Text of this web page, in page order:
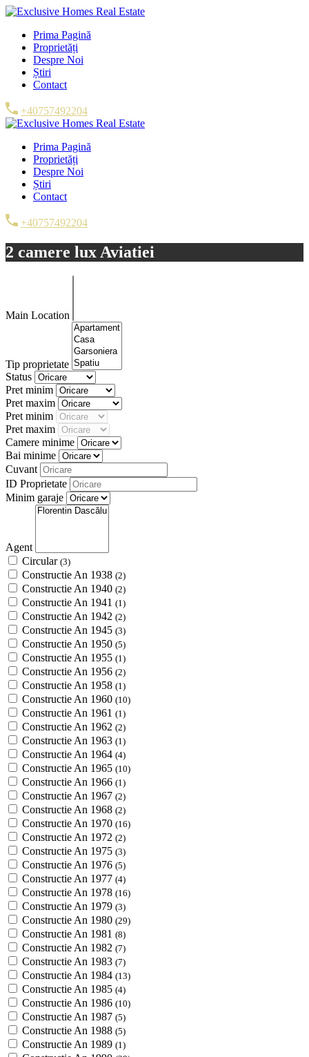
Prima Pagină
Proprietăți
Despre Noi
Știri
Contact
+40757492204
Prima Pagină
Proprietăți
Despre Noi
Știri
Contact
+40757492204
2 camere lux Aviatiei
Main Location
Tip proprietate
Status
Pret minim
Pret maxim
Pret minim
Pret maxim
Camere minime
Bai minime
Cuvant
ID Proprietate
Minim garaje
Agent
Circular (3)
Constructie An 1938 (2)
Constructie An 1940 (2)
Constructie An 1941 (1)
Constructie An 1942 (2)
Constructie An 1945 (3)
Constructie An 1950 (5)
Constructie An 1955 (1)
Constructie An 1956 (2)
Constructie An 1958 (1)
Constructie An 1960 (10)
Constructie An 1961 (1)
Constructie An 1962 (2)
Constructie An 1963 (1)
Constructie An 1964 (4)
Constructie An 1965 (10)
Constructie An 1966 (1)
Constructie An 1967 (2)
Constructie An 1968 (2)
Constructie An 1970 (16)
Constructie An 1972 (2)
Constructie An 1975 (3)
Constructie An 1976 (5)
Constructie An 1977 (4)
Constructie An 1978 (16)
Constructie An 1979 (3)
Constructie An 1980 (29)
Constructie An 1981 (8)
Constructie An 1982 (7)
Constructie An 1983 (7)
Constructie An 1984 (13)
Constructie An 1985 (4)
Constructie An 1986 (10)
Constructie An 1987 (5)
Constructie An 1988 (5)
Constructie An 1989 (1)